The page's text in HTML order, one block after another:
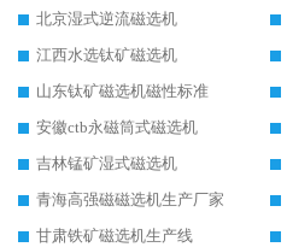
北京湿式逆流磁选机
江西水选钛矿磁选机
山东钛矿磁选机磁性标准
安徽ctb永磁筒式磁选机
吉林锰矿湿式磁选机
青海高强磁磁选机生产厂家
甘肃铁矿磁选机生产线